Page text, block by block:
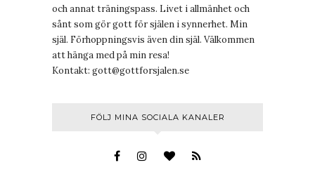
och annat träningspass. Livet i allmänhet och
sånt som gör gott för själen i synnerhet. Min
själ. Förhoppningsvis även din själ. Välkommen
att hänga med på min resa!
Kontakt: gott@gottforsjalen.se
FÖLJ MINA SOCIALA KANALER